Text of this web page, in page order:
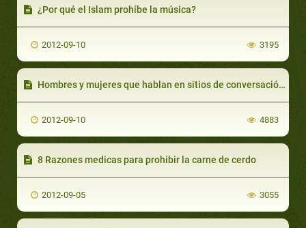
¿Por qué el Islam prohíbe la música?
2012-09-10 3195
Hombres y mujeres que hablan en sitios de conversación por Internet
2012-09-10 4883
8 Razones medicas para prohibir la carne de cerdo
2012-09-05 3055